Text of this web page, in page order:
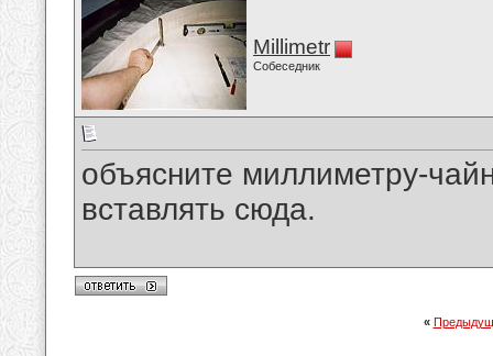
Millimetr
Собеседник
объясните миллиметру-
вставлять сюда.
«